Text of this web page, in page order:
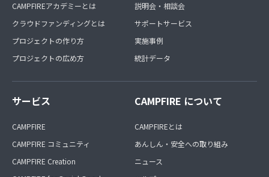
CAMPFIREアカデミーとは
クラウドファンディングとは
プロジェクトの作り方
プロジェクトの広め方
説明会・相談会
サポートサービス
実施事例
統計データ
サービス
CAMPFIRE
CAMPFIRE コミュニティ
CAMPFIRE Creation
CAMPFIRE について
CAMPFIREとは
あんしん・安全への取り組み
ニュース